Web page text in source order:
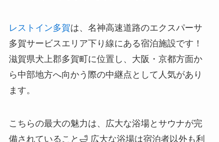
レストイン多賀は、名神高速道路のエクスパーサ
多賀サービスエリア下り線にある宿泊施設です！
滋賀県犬上郡多賀町に位置し、大阪・京都方面か
ら中部地方へ向かう際の中継点として人気があり
ます。
こちらの最大の魅力は、広大な浴場とサウナが完
備されていること🛁 広大な浴場は宿泊者以外も利